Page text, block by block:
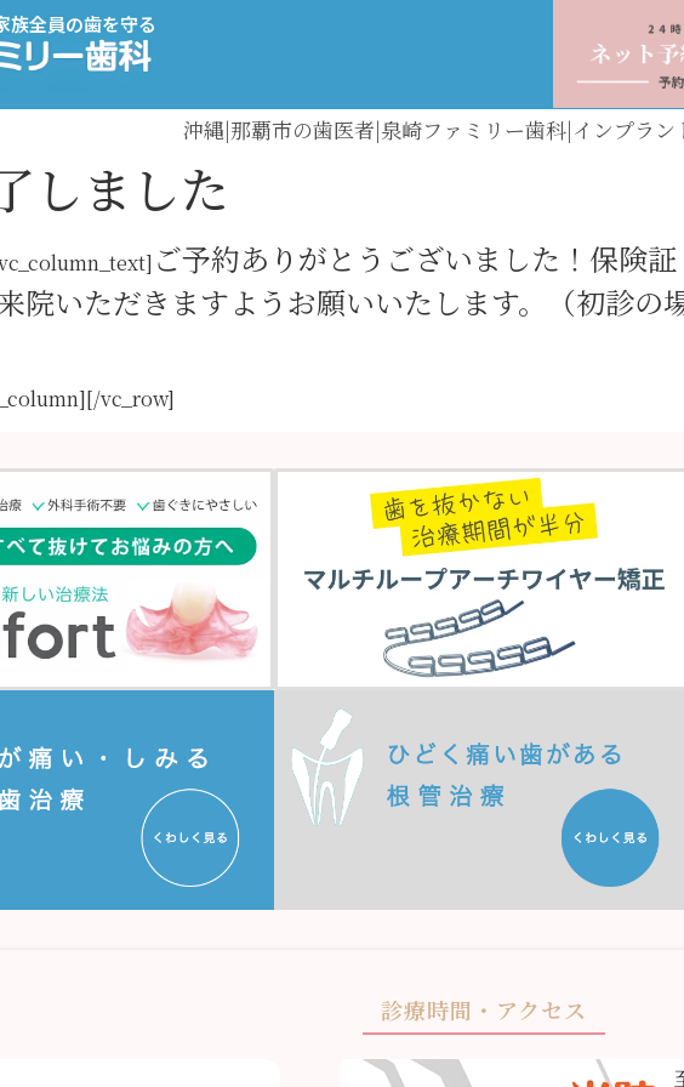
族全員の歯を守る
沖縄|那覇市の歯医者|泉崎ファミリー歯科|インプラン
しました
ご予約ありがとうございました！保険
院いただきますようお願いいたします。（初診の
vc_row]
診療時間・アクセス